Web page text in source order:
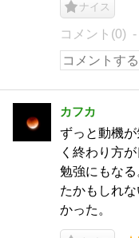
ナイス
コメント(0)
カフカ
ずっと動機
く終わり方
勉強にもな
たかもしれ
かった。